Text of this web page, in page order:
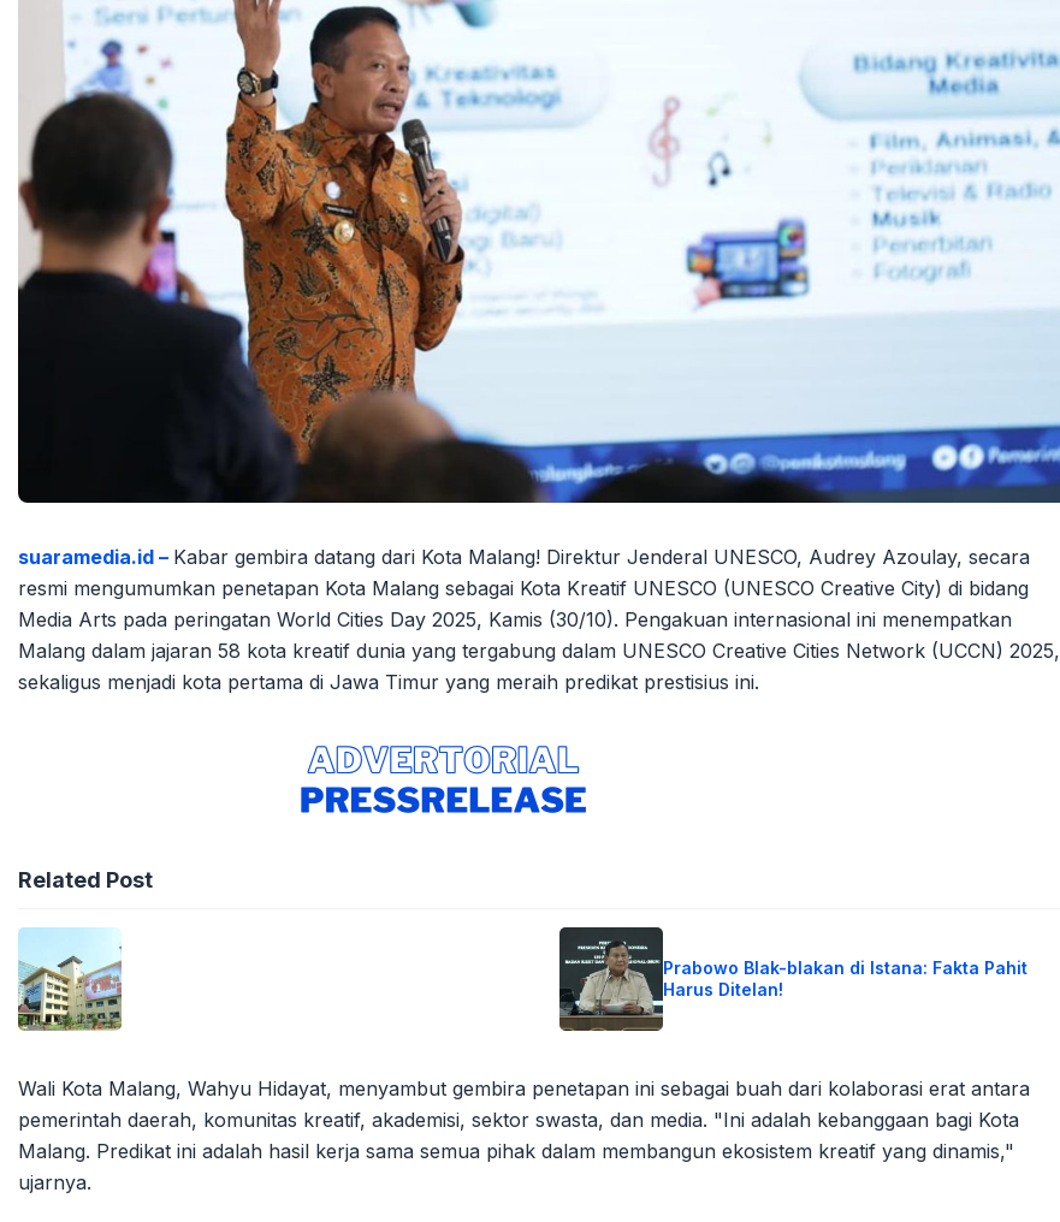
suaramedia.id – Kabar gembira datang dari Kota Malang! Direktur Jenderal UNESCO, Audrey Azoulay, secara
resmi mengumumkan penetapan Kota Malang sebagai Kota Kreatif UNESCO (UNESCO Creative City) di bidang
Media Arts pada peringatan World Cities Day 2025, Kamis (30/10). Pengakuan internasional ini menempatkan
Malang dalam jajaran 58 kota kreatif dunia yang tergabung dalam UNESCO Creative Cities Network (UCCN) 2025,
sekaligus menjadi kota pertama di Jawa Timur yang meraih predikat prestisius ini.
Related Post
Prabowo Blak-blakan di Istana: Fakta Pahit
Harus Ditelan!
Wali Kota Malang, Wahyu Hidayat, menyambut gembira penetapan ini sebagai buah dari kolaborasi erat antara
pemerintah daerah, komunitas kreatif, akademisi, sektor swasta, dan media. "Ini adalah kebanggaan bagi Kota
Malang. Predikat ini adalah hasil kerja sama semua pihak dalam membangun ekosistem kreatif yang dinamis,"
ujarnya.